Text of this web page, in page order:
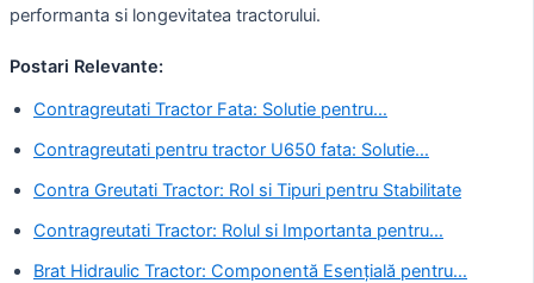
performanta si longevitatea tractorului.
Postari Relevante:
Contragreutati Tractor Fata: Solutie pentru…
Contragreutati pentru tractor U650 fata: Solutie…
Contra Greutati Tractor: Rol si Tipuri pentru Stabilitate
Contragreutati Tractor: Rolul si Importanta pentru…
Brat Hidraulic Tractor: Componentă Esențială pentru…